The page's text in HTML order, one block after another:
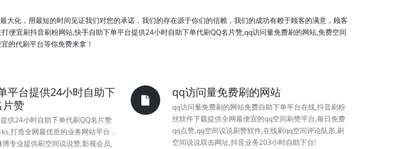
化，用最短的时间见证我们对您的承诺，我们的存在源于你们的信赖，我们的成功有赖于顾客的满意，顾客
宜刷抖音刷粉网站,快手自助下单平台提供24小时自助下单代刷QQ名片赞,qq访问量免费刷的网站,免费空间
的代刷平台等你免费来拿！
平台提供24小时自助下
片赞
供24小时自助下单代刷QQ名片赞
打造全网最优质的业务网站平台，
专业提供刷空间说说赞,影视会员,
qq访问量免费刷的网站
qq访问量免费刷的网站免费自助下单平台在线,抖音刷粉
丝软件下载提供全网最便宜的qq空间刷赞平台,每日免费
qq点赞,qq空间说说刷赞软件,在线刷qq空间评论队形,刷
空间说说双击网址,抖音业务203小时自助下台!